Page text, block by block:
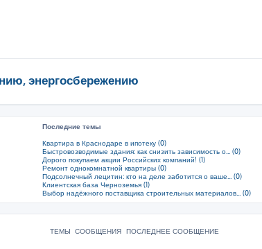
энергосбережению
Последние темы
Квартира в Краснодаре в ипотеку (0)
Быстровозводимые здания: как снизить зависимость о... (0)
Дорого покупаем акции Российских компаний! (1)
Ремонт однокомнатной квартиры (0)
Подсолнечный лецитин: кто на деле заботится о ваше... (0)
Клиентская база Черноземья (1)
Выбор надёжного поставщика строительных материалов... (0)
ТЕМЫ СООБЩЕНИЯ ПОСЛЕДНЕЕ СООБЩЕНИЕ